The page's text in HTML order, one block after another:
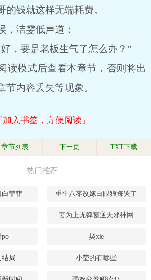
的钱就这样无端耗费。
，洁雯低声道：
，要是老板生气了怎么办？”
读模式后查看本章节，否则将出
节内容丢失等现象。
加入书签，方便阅读』
章节列表 下一页 TXT下载
热门推荐
白菲菲 重生八零改嫁白眼狼悔哭了
妻为上无弹窗逆天邪神网
po 契xie
结局 小莹的有哪些